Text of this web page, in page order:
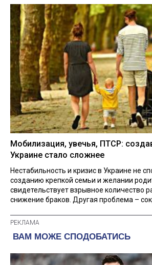
Мобилизация, увечья, ПТСР:
Украине стало сложнее
Нестабильность и кризис в Украине не
созданию крепкой семьи и желании
свидетельствует взрывное количество
снижение браков. Другая проблема –